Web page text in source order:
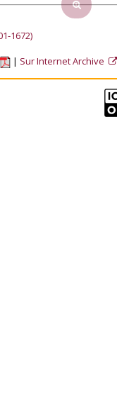
1672)
Sur Internet Archive